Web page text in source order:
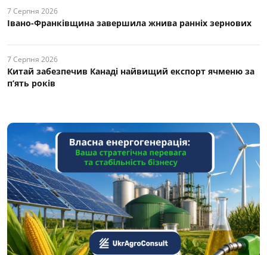
7 Серпня 2026
Івано-Франківщина завершила жнива ранніх зернових
7 Серпня 2026
Китай забезпечив Канаді найвищий експорт ячменю за
п’ять років